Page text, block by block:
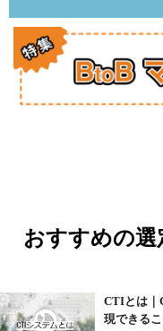
おすすめの選
CTIとは｜
現できるこ